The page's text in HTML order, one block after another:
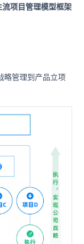
项目管理模型框架
略管理到产品立项